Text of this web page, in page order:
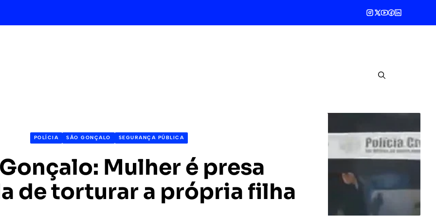
POLÍCIA SÃO GONÇALO SEGURANÇA PÚBLICA
Mulher é presa
de torturar a própria filha